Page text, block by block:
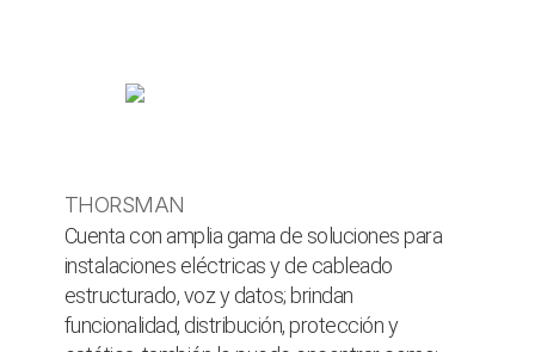
THORSMAN
Cuenta con amplia gama de soluciones para
instalaciones eléctricas y de cableado
estructurado, voz y datos; brindan
funcionalidad, distribución, protección y